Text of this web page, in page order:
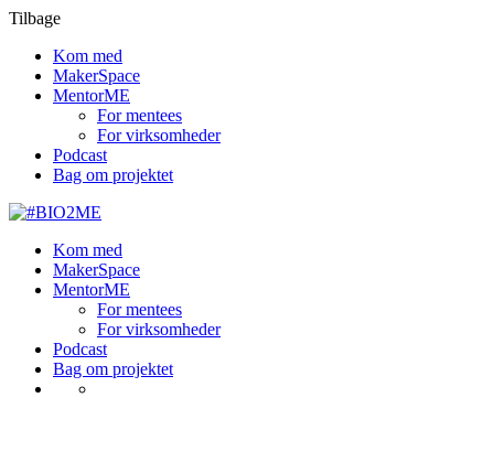
Tilbage
Kom med
MakerSpace
MentorME
For mentees
For virksomheder
Podcast
Bag om projektet
Kom med
MakerSpace
MentorME
For mentees
For virksomheder
Podcast
Bag om projektet